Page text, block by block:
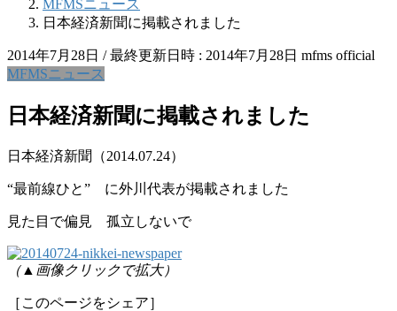
MFMSニュース
日本経済新聞に掲載されました
2014年7月28日 / 最終更新日時 : 2014年7月28日 mfms official
MFMSニュース
日本経済新聞に掲載されました
日本経済新聞（2014.07.24）
“最前線ひと” に外川代表が掲載されました
見た目で偏見 孤立しないで
（▲画像クリックで拡大）
［このページをシェア］